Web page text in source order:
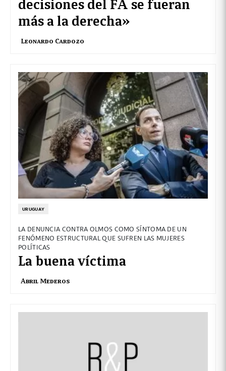
más a la derecha»
Leonardo Cardozo
URUGUAY
LA DENUNCIA CONTRA OLMOS COMO SÍNTOMA DE UN
FENÓMENO ESTRUCTURAL QUE SUFREN LAS MUJERES
POLÍTICAS
La buena víctima
Abril Mederos